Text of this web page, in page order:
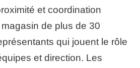
et coordination
de plus de 30
qui jouent le rôle
et direction. Les